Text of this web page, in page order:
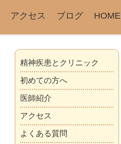
HOME
ブログ
アクセス
精神疾患とクリニック
初めての方へ
医師紹介
アクセス
よくある質問